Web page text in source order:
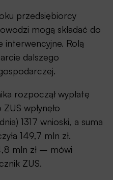
przedsiębiorcy
mogą składać do
interwencyjne. Rolą
dalszego
rozpoczął wypłatę
wpłynęło
1317 wnioski, a suma
149,7 mln zł.
mln zł – mówi
ZUS.